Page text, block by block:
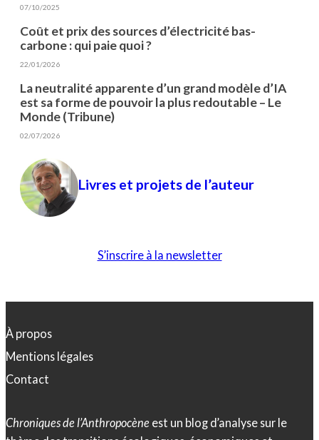
07/10/2025
Coût et prix des sources d’électricité bas-
carbone : qui paie quoi ?
22/01/2026
La neutralité apparente d’un grand modèle d’IA
est sa forme de pouvoir la plus redoutable – Le
Monde (Tribune)
02/07/2026
Livres et projets de l’auteur
S’inscrire à la newsletter
À propos
Mentions légales
Contact
Chroniques de l’Anthropocène est un blog d’analyse sur le